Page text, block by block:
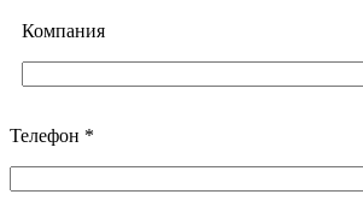
Компания
Телефон *